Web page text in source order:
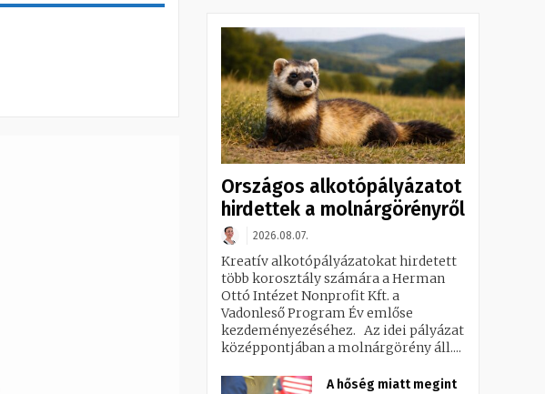
Országos alkotópályázatot
hirdettek a molnárgörényről
2026.08.07.
Kreatív alkotópályázatokat hirdetett
több korosztály számára a Herman
Ottó Intézet Nonprofit Kft. a
Vadonleső Program Év emlőse
kezdeményezéséhez. Az idei pályázat
középpontjában a molnárgörény áll....
A hőség miatt megint